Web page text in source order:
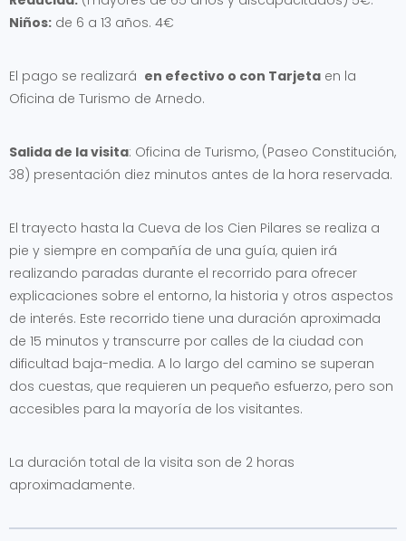
Niños: de 6 a 13 años. 4€
El pago se realizará en efectivo o con Tarjeta en la
Oficina de Turismo de Arnedo.
Salida de la visita: Oficina de Turismo, (Paseo Constitución,
38) presentación diez minutos antes de la hora reservada.
El trayecto hasta la Cueva de los Cien Pilares se realiza a
pie y siempre en compañía de una guía, quien irá
realizando paradas durante el recorrido para ofrecer
explicaciones sobre el entorno, la historia y otros aspectos
de interés. Este recorrido tiene una duración aproximada
de 15 minutos y transcurre por calles de la ciudad con
dificultad baja-media. A lo largo del camino se superan
dos cuestas, que requieren un pequeño esfuerzo, pero son
accesibles para la mayoría de los visitantes.
La duración total de la visita son de 2 horas
aproximadamente.